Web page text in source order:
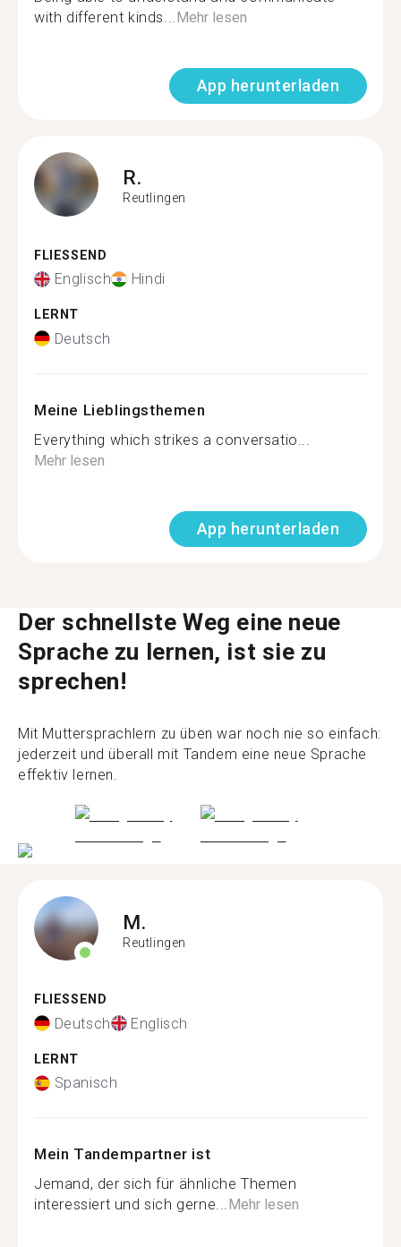
with different kinds... Mehr lesen
App herunterladen
R.
Reutlingen
FLIESSEND
Englisch Hindi
LERNT
Deutsch
Meine Lieblingsthemen
Everything which strikes a conversatio...
Mehr lesen
App herunterladen
Der schnellste Weg eine neue
Sprache zu lernen, ist sie zu
sprechen!
Mit Muttersprachlern zu üben war noch nie so einfach:
jederzeit und überall mit Tandem eine neue Sprache
effektiv lernen.
M.
Reutlingen
FLIESSEND
Deutsch Englisch
LERNT
Spanisch
Mein Tandempartner ist
Jemand, der sich für ähnliche Themen
interessiert und sich gerne...Mehr lesen